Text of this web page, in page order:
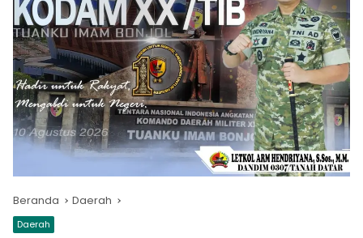
Beranda Daerah
Daerah